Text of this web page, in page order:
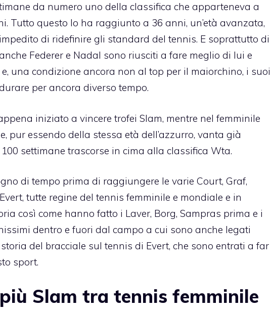
da numero uno della classifica che apparteneva a
Tutto questo lo ha raggiunto a 36 anni, un’età avanzata,
di ridefinire gli standard del tennis. E soprattutto di
Federer e Nadal sono riusciti a fare meglio di lui e
una condizione ancora non al top per il maiorchino, i suoi
per ancora diverso tempo.
iniziato a vincere trofei Slam, mentre nel femminile
pur essendo della stessa età dell’azzurro, vanta già
settimane trascorse in cima alla classifica Wta.
di tempo prima di raggiungere le varie Court, Graf,
tutte regine del tennis femminile e mondiale e in
così come hanno fatto i Laver, Borg, Sampras prima e i
dentro e fuori dal campo a cui sono anche legati
storia del bracciale sul tennis di Evert, che sono entrati a far
sport.
Slam tra tennis femminile